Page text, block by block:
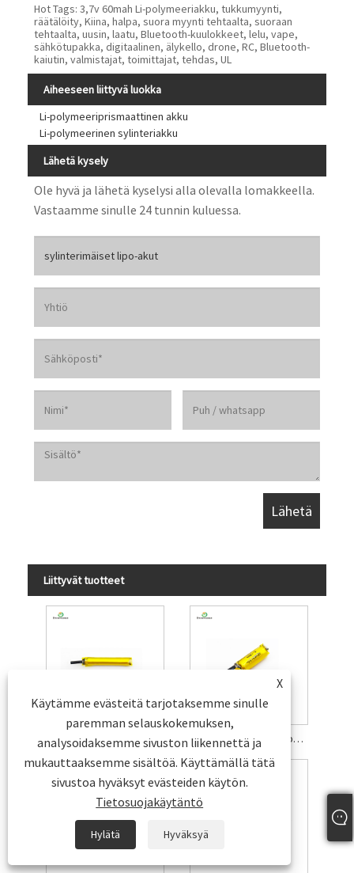
Hot Tags: 3,7v 60mah Li-polymeeriakku, tukkumyynti,
räätälöity, Kiina, halpa, suora myynti tehtaalta, suoraan
tehtaalta, uusin, laatu, Bluetooth-kuulokkeet, lelu, vape,
sähkötupakka, digitaalinen, älykello, drone, RC, Bluetooth-
kaiutin, valmistajat, toimittajat, tehdas, UL
Aiheeseen liittyvä luokka
Li-polymeeriprismaattinen akku
Li-polymeerinen sylinteriakku
Lähetä kysely
Ole hyvä ja lähetä kyselysi alla olevalla lomakkeella.
Vastaamme sinulle 24 tunnin kuluessa.
Liittyvät tuotteet
Bluetooth -kuulokemikrofonin litiumpolymeeri -akku 3,7 V lieriömäinen Li -polymeeri -akku
X
Käytämme evästeitä tarjotaksemme sinulle
paremman selauskokemuksen,
analysoidaksemme sivuston liikennettä ja
mukauttaaksemme sisältöä. Käyttämällä tätä
sivustoa hyväksyt evästeiden käytön.
Tietosuojakäytäntö
Hylätä Hyväksyä